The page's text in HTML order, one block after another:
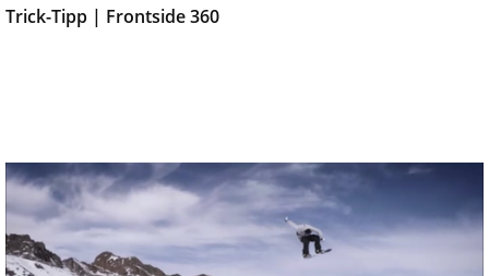
Trick-Tipp | Frontside 360